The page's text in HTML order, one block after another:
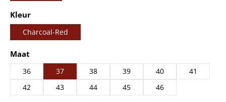
Selecteer
Kleur
Charcoal-Red
Selecteer
Maat
36 37 38 39 40
41
42
43 44 45 46